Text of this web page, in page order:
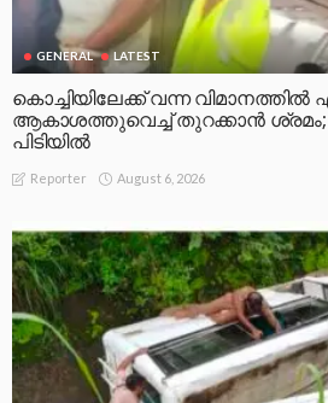
GENERAL LATEST
കൊച്ചിയിലേക്ക് വന്ന
ആകാശത്തുവെച്ച് തുറക്കാൻ ശ്രമം;
പിടിയിൽ
Reporter August 6, 2026